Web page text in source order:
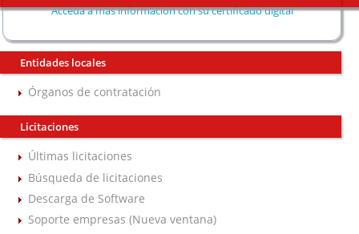
Acceda a más información con su certificado digital
Entidades locales
Órganos de contratación
Licitaciones
Últimas licitaciones
Búsqueda de licitaciones
Descarga de Software
Soporte empresas (Nueva ventana)